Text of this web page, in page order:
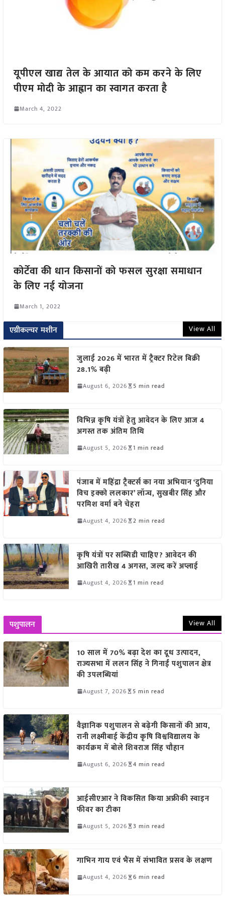
यूपीएल खाद्य तेल के आयात को कम करने के लिए
पीएम मोदी के आह्वान का स्वागत करता है
March 4, 2022
कोर्टेवा की धान किसानों को फसल सुरक्षा समाधान
के लिए नई योजना
March 1, 2022
एग्रीकल्चर मशीन View All
जुलाई 2026 में भारत में ट्रैक्टर रिटेल बिक्री
28.1% बढ़ी
August 6, 2026 5 min read
विभिन्न कृषि यंत्रों हेतु आवेदन के लिए आज 4
अगस्त तक अंतिम तिथि
August 5, 2026 1 min read
पंजाब में महिंद्रा ट्रैक्टर्स का नया अभियान ‘दुनिया
विच इक्को ललकार’ लॉन्च, सुखबीर सिंह और
परमिश वर्मा बने चेहरा
August 4, 2026 2 min read
कृषि यंत्रों पर सब्सिडी चाहिए? आवेदन की
आखिरी तारीख 4 अगस्त, जल्द करें अप्लाई
August 4, 2026 1 min read
पशुपालन View All
10 साल में 70% बढ़ा देश का दूध उत्पादन,
राज्यसभा में ललन सिंह ने गिनाईं पशुपालन क्षेत्र
की उपलब्धियां
August 7, 2026 5 min read
वैज्ञानिक पशुपालन से बढ़ेगी किसानों की आय,
रानी लक्ष्मीबाई केंद्रीय कृषि विश्वविद्यालय के
कार्यक्रम में बोले शिवराज सिंह चौहान
August 6, 2026 4 min read
आईसीएआर ने विकसित किया अफ्रीकी स्वाइन
फीवर का टीका
August 5, 2026 3 min read
गाभिन गाय एवं भैंस में संभावित प्रसव के लक्षण
August 4, 2026 6 min read